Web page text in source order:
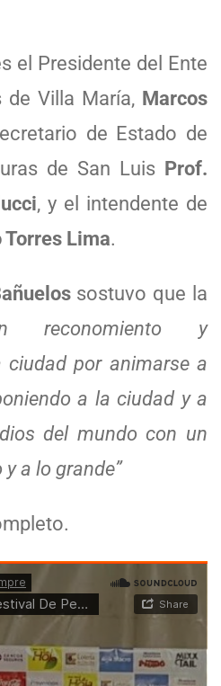
el Presidente del Ente
de Villa María, Marcos
de Estado de
de San Luis Prof.
, y el intendente de
Torres Lima.
sostuvo que la
reconomiento y
ciudad por animarse a
a la ciudad y a
del mundo con un
a lo grande”